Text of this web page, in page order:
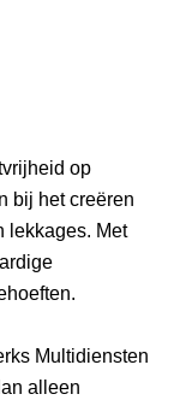
op
bij het creëren
lekkages. Met
Multidiensten
alleen